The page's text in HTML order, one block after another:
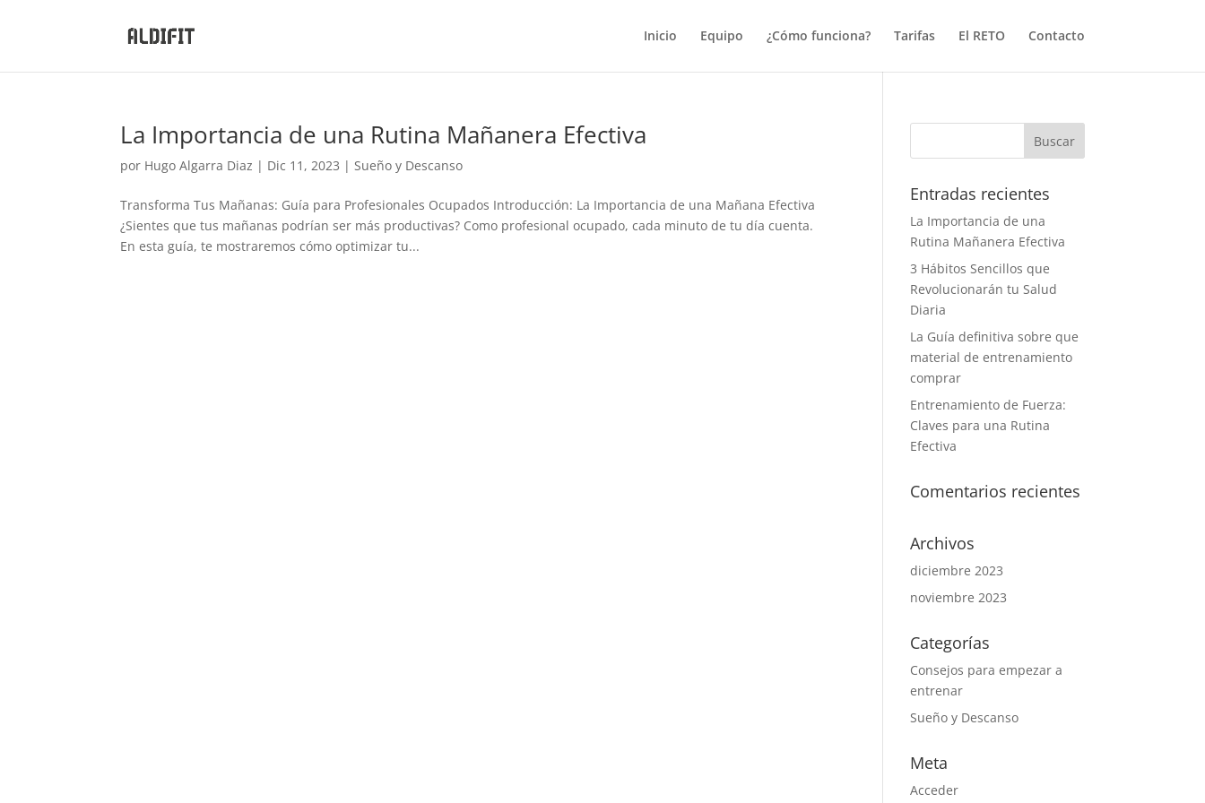
Inicio Equipo ¿Cómo funciona? Tarifas El RETO Contacto
La Importancia de una Rutina Mañanera Efectiva
por Hugo Algarra Diaz | Dic 11, 2023 |Sueño y Descanso
Transforma Tus Mañanas: Guía para Profesionales Ocupados Introducción: La Importancia de una Mañana Efectiva
¿Sientes que tus mañanas podrían ser más productivas? Como profesional ocupado, cada minuto de tu día cuenta.
En esta guía, te mostraremos cómo optimizar tu...
Entradas recientes
La Importancia de una
Rutina Mañanera Efectiva
3 Hábitos Sencillos que
Revolucionarán tu Salud
Diaria
La Guía definitiva sobre que
material de entrenamiento
comprar
Entrenamiento de Fuerza:
Claves para una Rutina
Efectiva
Comentarios recientes
Archivos
diciembre 2023
noviembre 2023
Categorías
Consejos para empezar a
entrenar
Sueño y Descanso
Meta
Acceder